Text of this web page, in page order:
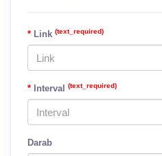
Link (text_required)
Interval (text_required)
Darab